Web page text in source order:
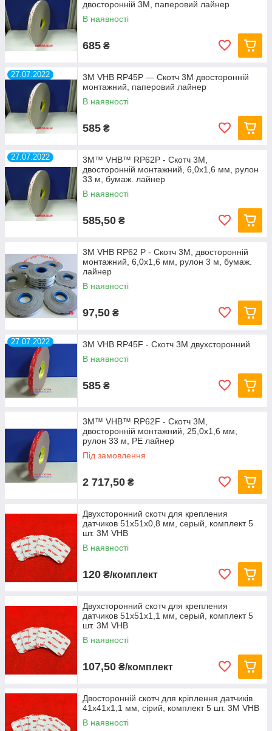
двосторонній 3M, паперовий лайнер
В наявності
685 ₴
27.07.2022
3M VHB RP45P — Скотч 3М двосторонній
монтажний, паперовий лайнер
В наявності
585 ₴
27.07.2022
3M™ VHB™ RP62P - Скотч 3М,
двосторонній монтажний, 6,0х1,6 мм, рулон
33 м, бумаж. лайнер
В наявності
585,50 ₴
3M VHB RP62 P - Скотч 3М, двосторонній
монтажний, 6,0х1,6 мм, рулон 3 м, бумаж.
лайнер
В наявності
97,50 ₴
27.07.2022
3M VHB RP45F - Скотч 3M двухсторонний
В наявності
585 ₴
3M™ VHB™ RP62F - Скотч 3М,
двосторонній монтажний, 25,0х1,6 мм,
рулон 33 м, PE лайнер
Під замовлення
2 717,50 ₴
Двухсторонний скотч для крепления
датчиков 51х51х0,8 мм, серый, комплект 5
шт. 3M VHB
В наявності
120 ₴/комплект
Двухсторонний скотч для крепления
датчиков 51х51х1,1 мм, серый, комплект 5
шт. 3M VHB
В наявності
107,50 ₴/комплект
Двосторонній скотч для кріплення датчиків
41х41х1,1 мм, сірий, комплект 5 шт. 3M VHB
В наявності